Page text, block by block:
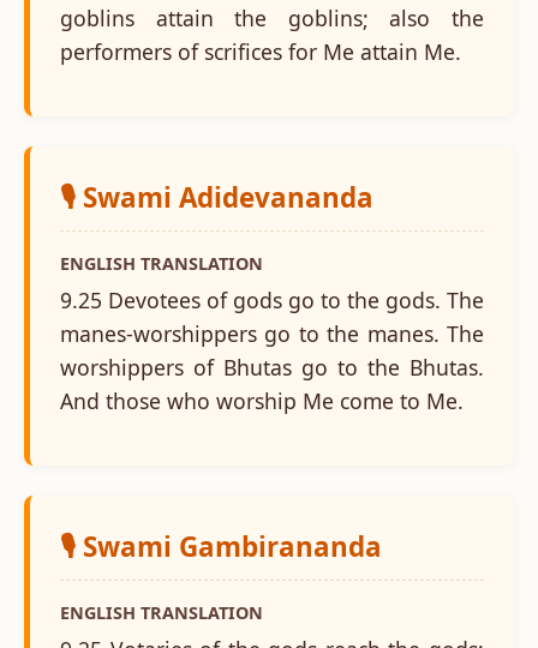
goblins attain the goblins; also the
performers of scrifices for Me attain Me.
🎙️ Swami Adidevananda
ENGLISH TRANSLATION
9.25 Devotees of gods go to the gods. The
manes-worshippers go to the manes. The
worshippers of Bhutas go to the Bhutas.
And those who worship Me come to Me.
🎙️ Swami Gambirananda
ENGLISH TRANSLATION